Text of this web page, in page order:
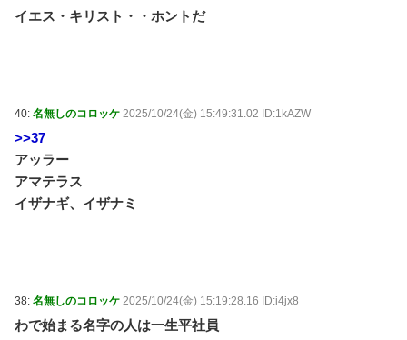
イエス・キリスト・・ホントだ
40: 名無しのコロッケ 2025/10/24(金) 15:49:31.02 ID:1kAZW
>>37
アッラー
アマテラス
イザナギ、イザナミ
38: 名無しのコロッケ 2025/10/24(金) 15:19:28.16 ID:i4jx8
わで始まる名字の人は一生平社員